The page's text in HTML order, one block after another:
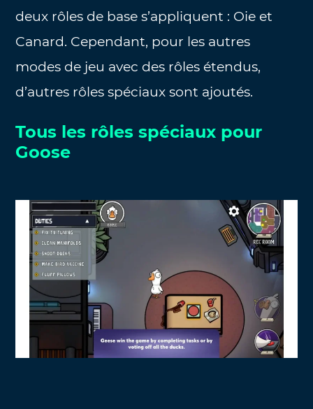
deux rôles de base s’appliquent : Oie et
Canard. Cependant, pour les autres
modes de jeu avec des rôles étendus,
d’autres rôles spéciaux sont ajoutés.
Tous les rôles spéciaux pour
Goose